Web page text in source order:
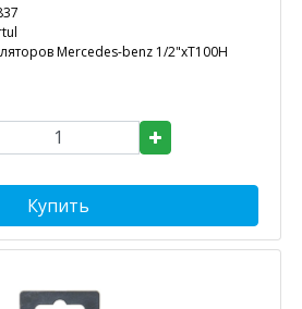
Mercedes-benz 1/2"хТ100Н
Купить